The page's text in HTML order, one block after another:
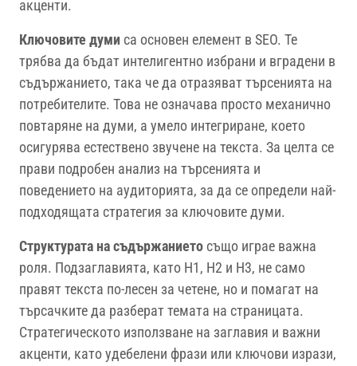
акценти.
Ключовите думи са основен елемент в SEO. Те
трябва да бъдат интелигентно избрани и вградени в
съдържанието, така че да отразяват търсенията на
потребителите. Това не означава просто механично
повтаряне на думи, а умело интегриране, което
осигурява естествено звучене на текста. За целта се
прави подробен анализ на търсенията и
поведението на аудиторията, за да се определи най-
подходящата стратегия за ключовите думи.
Структурата на съдържаниетосъщо играе важна
роля. Подзаглавията, като H1, H2 и H3, не само
правят текста по-лесен за четене, но и помагат на
търсачките да разберат темата на страницата.
Стратегическото използване на заглавия и важни
акценти, като удебелени фрази или ключови изрази,